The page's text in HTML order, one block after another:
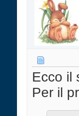
Ecco il
Per il